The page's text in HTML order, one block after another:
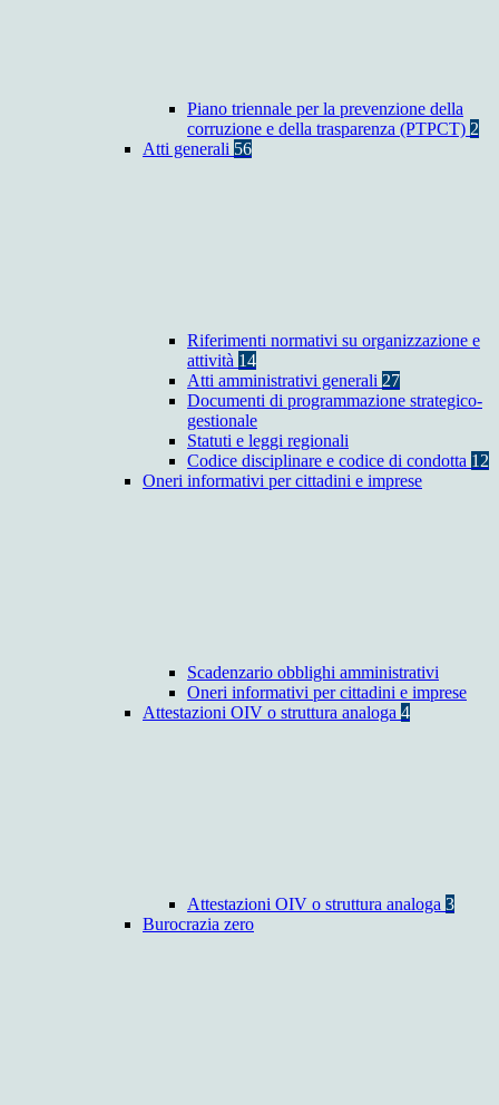
Piano triennale per la prevenzione della
corruzione e della trasparenza (PTPCT) 2
Atti generali 56
Riferimenti normativi su organizzazione e
attività 14
Atti amministrativi generali 27
Documenti di programmazione strategico-
gestionale
Statuti e leggi regionali
Codice disciplinare e codice di condotta 12
Oneri informativi per cittadini e imprese
Scadenzario obblighi amministrativi
Oneri informativi per cittadini e imprese
Attestazioni OIV o struttura analoga 4
Attestazioni OIV o struttura analoga 3
Burocrazia zero